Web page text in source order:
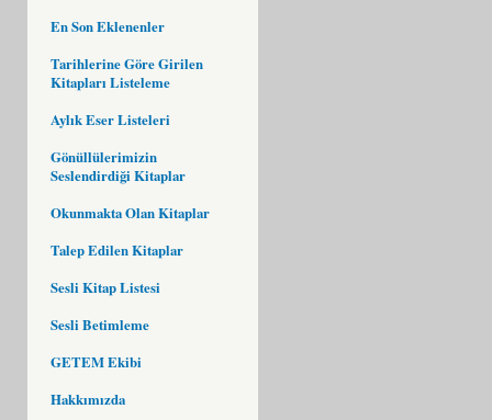
En Son Eklenenler
Tarihlerine Göre Girilen
Kitapları Listeleme
Aylık Eser Listeleri
Gönüllülerimizin
Seslendirdiği Kitaplar
Okunmakta Olan Kitaplar
Talep Edilen Kitaplar
Sesli Kitap Listesi
Sesli Betimleme
GETEM Ekibi
Hakkımızda